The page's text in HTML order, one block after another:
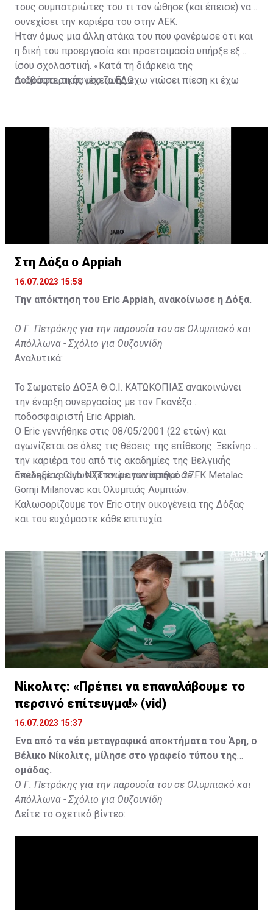
τους συμπατριώτες του τι τον ώθησε (και έπεισε) να
συνεχίσει την καριέρα του στην ΑΕΚ.
Ήταν όμως μια άλλη ατάκα του που φανέρωσε ότι και
η δική του προεργασία και προετοιμασία υπήρξε εξ
ίσου σχολαστική. «Κατά τη διάρκεια της
ποδοσφαιρικής μου ζωής έχω νιώσει πίεση κι έχω
Διαβάστε τη συνέχειαΕΔΩ
Στη Δόξα ο Appiah
16.07.2023 15:58
Την απόκτηση του Eric Appiah, ανακοίνωσε η Δόξα.
Ο Γ. Πετράκης για την παρουσία του σε Ολυμπιακό και
Απόλλωνα - Σχόλιο για Ουζουνίδη
Αναλυτικά:
Το Σωματείο ΔΟΞΑ Θ.Ο.Ι. ΚΑΤΩΚΟΠΙΑΣ ανακοινώνει
την έναρξη συνεργασίας με τον Γκανέζο
ποδοσφαιριστή Eric Appiah.
Ο Eric γεννήθηκε στις 08/05/2001 (22 ετών) και
αγωνίζεται σε όλες τις θέσεις της επίθεσης. Ξεκίνησε
την καριέρα του από τις ακαδημίες της Βελγικής
ακαδημίας Club NXT ενώ αγωνίστηκε σε FK Metalac
Gornji Milanovac και Ολυμπιάς Λυμπιών.
Επέλεξε να αγωνίζεται με τον αριθμό 27.
Καλωσορίζουμε τον Eric στην οικογένεια της Δόξας
και του ευχόμαστε κάθε επιτυχία.
Νίκολιτς: «Πρέπει να επαναλάβουμε το
περσινό επίτευγμα!» (vid)
16.07.2023 15:37
Ένα από τα νέα μεταγραφικά αποκτήματα του Άρη, ο
Βέλικο Νίκολιτς, μίλησε στο γραφείο τύπου της
ομάδας.
Ο Γ. Πετράκης για την παρουσία του σε Ολυμπιακό και
Απόλλωνα - Σχόλιο για Ουζουνίδη
Δείτε το σχετικό βίντεο: